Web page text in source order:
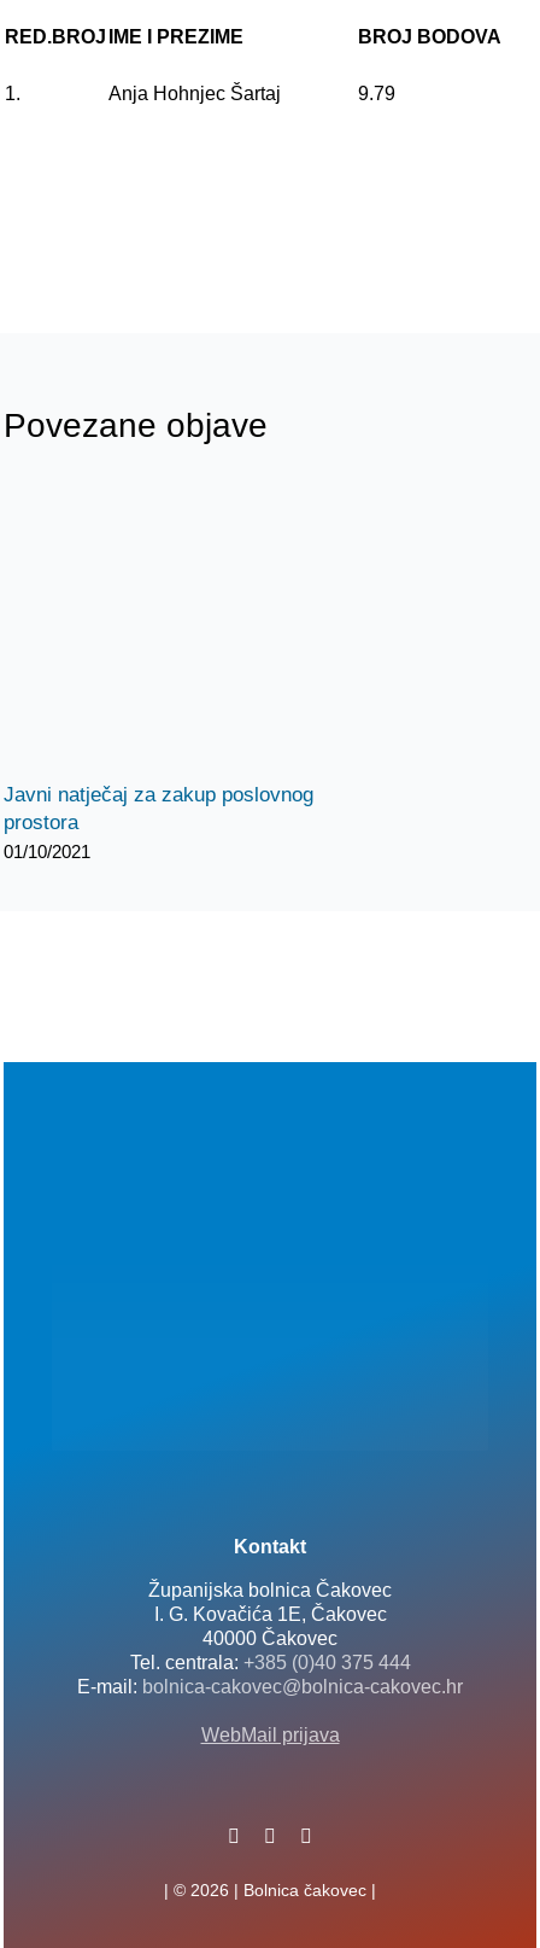
RED.BROJ IME I PREZIME BROJ BODOVA
1. Anja Hohnjec Šartaj 9.79
Povezane objave
Javni natječaj za zakup poslovnog
prostora
01/10/2021
Kontakt
Županijska bolnica Čakovec
I. G. Kovačića 1E, Čakovec
40000 Čakovec
Tel. centrala: +385 (0)40 375 444
E-mail: bolnica-cakovec@bolnica-cakovec.hr
WebMail prijava
| © 2026 | Bolnica čakovec |